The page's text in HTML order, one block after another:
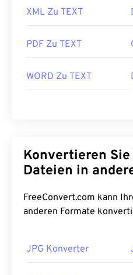
in der Regel in Ihrem
Anwendung zum Öffnen
„Image Resizer“.
Entwickelt von:
Joint
Erstveröffentlichung:18.
Verwandte JPG-Tools:
Bildern auszuwählen
XML Zu TEXT
PDF Zu TEXT
WORD Zu TEXT
Konvertieren Sie Ihre
Dateien in
FreeConvert.com kann Ihre JPG -Dateien in
anderen Formate
JPG Konverter